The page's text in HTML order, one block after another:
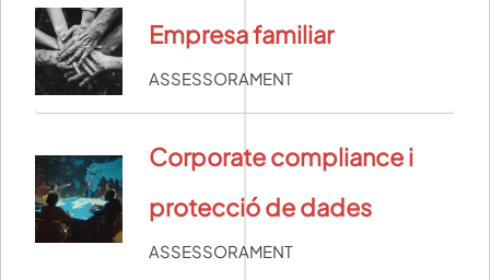
Empresa familiar
ASSESSORAMENT
Corporate compliance i
protecció de dades
ASSESSORAMENT